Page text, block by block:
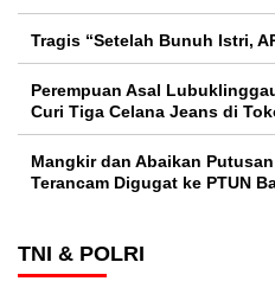
Tragis “Setelah Bunuh Istri,
Perempuan Asal
Curi Tiga Celana Jeans di
Mangkir dan Abaikan
Terancam Digugat ke PTUN
TNI & POLRI